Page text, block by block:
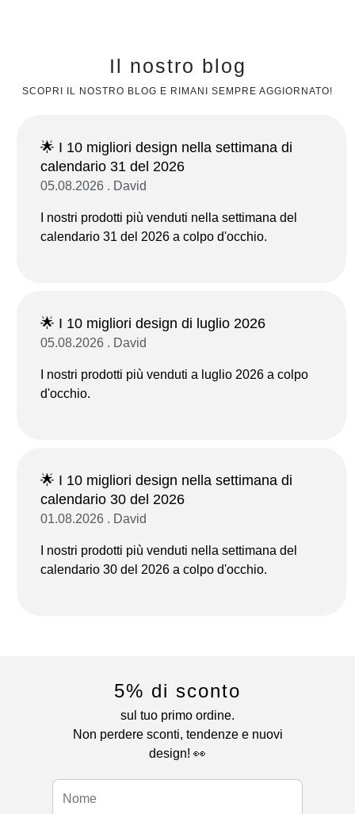
Il nostro blog
SCOPRI IL NOSTRO BLOG E RIMANI SEMPRE AGGIORNATO!
🌟 I 10 migliori design nella settimana di
calendario 31 del 2026
05.08.2026 . David
I nostri prodotti più venduti nella settimana del
calendario 31 del 2026 a colpo d'occhio.
🌟 I 10 migliori design di luglio 2026
05.08.2026 . David
I nostri prodotti più venduti a luglio 2026 a colpo
d'occhio.
🌟 I 10 migliori design nella settimana di
calendario 30 del 2026
01.08.2026 . David
I nostri prodotti più venduti nella settimana del
calendario 30 del 2026 a colpo d'occhio.
5% di sconto
sul tuo primo ordine.
Non perdere sconti, tendenze e nuovi
design! 👀